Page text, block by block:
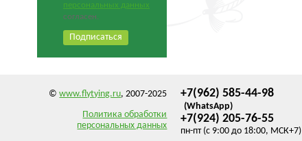
персональных данных
согласен.
©www.flytying.ru, 2007-2025
Политика обработки
персональных данных
+7(962) 585-44-98
(WhatsApp)
+7(924) 205-76-55
пн-пт (с 9:00 до 18:00, МСК+7)